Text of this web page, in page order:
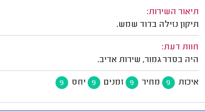
תיאור השירות:
תיקון נזילה בדוד שמש.
חוות דעת:
היה בסדר גמור, שירות אדיב.
איכות 9 מחיר 9 זמנים 9 יחס 9